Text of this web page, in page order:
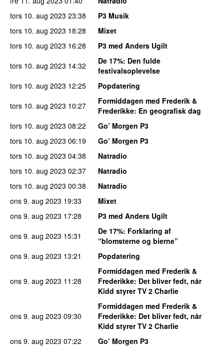
tors 10. aug 2023 23:38
P3 Musik
tors 10. aug 2023 18:28
Mixet
tors 10. aug 2023 16:28
P3 med Anders Ugilt
tors 10. aug 2023 14:32 De 17%: Den fulde
festivalsoplevelse
tors 10. aug 2023 12:25
Popdatering
tors 10. aug 2023 10:27
Formiddagen med Frederik &
Frederikke: En geografisk dag
tors 10. aug 2023 08:22
Go’ Morgen P3
tors 10. aug 2023 06:19
Go’ Morgen P3
tors 10. aug 2023 04:38
Natradio
tors 10. aug 2023 02:37
Natradio
tors 10. aug 2023 00:38
Natradio
ons 9. aug 2023 19:33
Mixet
ons 9. aug 2023 17:28
P3 med Anders Ugilt
ons 9. aug 2023 15:31 De 17%: Forklaring af
“blomsterne og bierne”
ons 9. aug 2023 13:21 Popdatering
ons 9. aug 2023 11:28
Formiddagen med Frederik &
Frederikke: Det bliver fedt, når
Kidd styrer TV 2 Charlie
ons 9. aug 2023 09:30
Formiddagen med Frederik &
Frederikke: Det bliver fedt, når
Kidd styrer TV 2 Charlie
ons 9. aug 2023 07:22
Go’ Morgen P3